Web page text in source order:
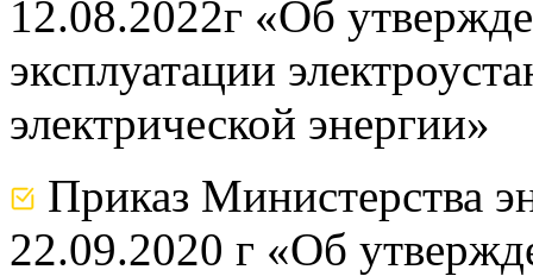
12.08.2022г «Об
эксплуатации
электрической энергии»
Приказ Министерства
22.09.2020 г «Об